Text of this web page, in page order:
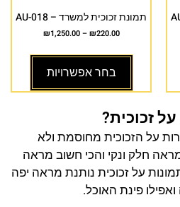
תמונת זכוכית למשרד – AU-018
₪220.00
–
₪1,250.00
בחר אפשרויות
זכוכית?
על הזכוכית מחוסמת ולא
חלק ונקי והכי חשוב מראה
על זכוכית נותנת מראה יפה
פינת האוכל.